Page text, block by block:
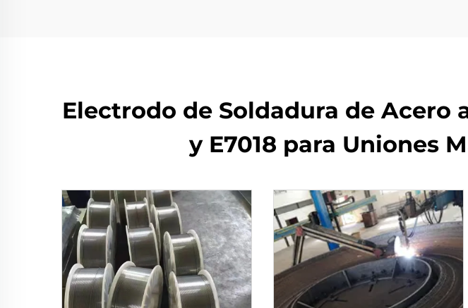
Electrodo de Soldadura de Acero
y E7018 para Uniones